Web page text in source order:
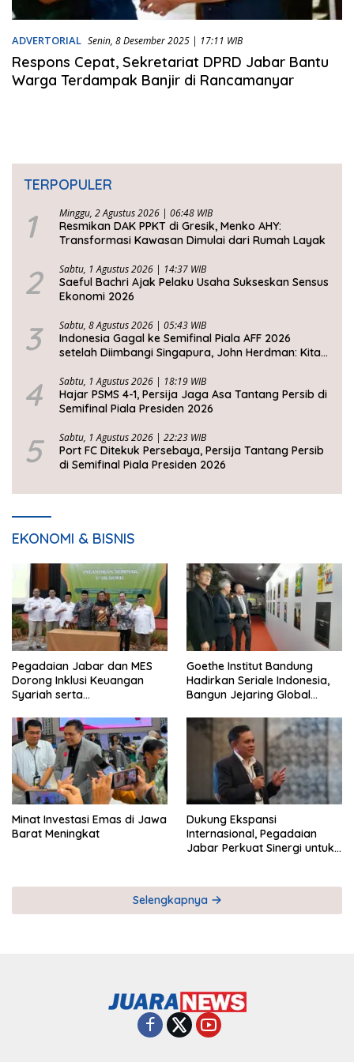
ADVERTORIAL Senin, 8 Desember 2025 | 17:11 WIB
Respons Cepat, Sekretariat DPRD Jabar Bantu
Warga Terdampak Banjir di Rancamanyar
TERPOPULER
1 Minggu, 2 Agustus 2026 | 06:48 WIB
Resmikan DAK PPKT di Gresik, Menko AHY:
Transformasi Kawasan Dimulai dari Rumah Layak
2 Sabtu, 1 Agustus 2026 | 14:37 WIB
Saeful Bachri Ajak Pelaku Usaha Sukseskan Sensus
Ekonomi 2026
3 Sabtu, 8 Agustus 2026 | 05:43 WIB
Indonesia Gagal ke Semifinal Piala AFF 2026
setelah Diimbangi Singapura, John Herdman: Kita
4 Sabtu, 1 Agustus 2026 | 18:19 WIB
Hajar PSMS 4-1, Persija Jaga Asa Tantang Persib di
Semifinal Piala Presiden 2026
5 Sabtu, 1 Agustus 2026 | 22:23 WIB
Port FC Ditekuk Persebaya, Persija Tantang Persib
di Semifinal Piala Presiden 2026
EKONOMI & BISNIS
Pegadaian Jabar dan MES
Dorong Inklusi Keuangan
Syariah serta
Goethe Institut Bandung
Hadirkan Seriale Indonesia,
Bangun Jejaring Global
Minat Investasi Emas di Jawa
Barat Meningkat
Dukung Ekspansi
Internasional, Pegadaian
Jabar Perkuat Sinergi untuk
Selengkapnya